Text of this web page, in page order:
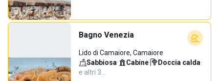
Bagno Venezia
Lido di Camaiore, Camaiore
Sabbiosa· Cabine· Doccia calda·
e altri 3…